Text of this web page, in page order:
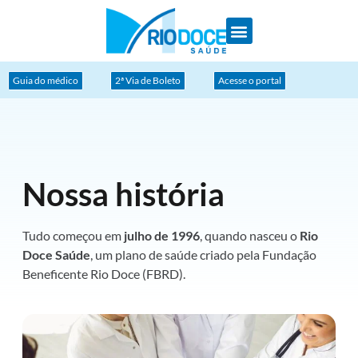
Guia do médico 2ª Via de Boleto Acesse o portal
Nossa história
Tudo começou em julho de 1996, quando nasceu o Rio
Doce Saúde , um plano de saúde criado pela Fundação
Beneficente Rio Doce (FBRD).